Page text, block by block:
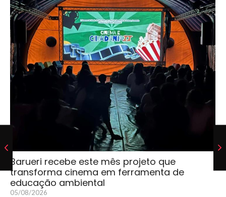
Barueri recebe este mês projeto que
transforma cinema em ferramenta de
educação ambiental
05/08/2026